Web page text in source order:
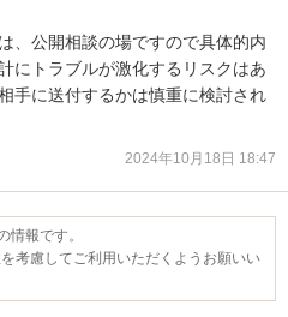
、公開相談の場ですので具体的内
にトラブルが激化するリスクはあ
手に送付するかは慎重に検討され
2024年10月18日 18:47
情報です。
考慮してご利用いただくようお願いい